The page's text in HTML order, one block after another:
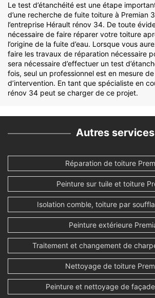
Le test d’étanchéité est une étape
d’une recherche de fuite toiture à Premian
l’entreprise Hérault rénov 34. De toute
nécessaire de faire réparer votre toiture
l’origine de la fuite d’eau. Lorsque vous
faire les travaux de réparation nécessaire
sera nécessaire d’effectuer un test
fois, seul un professionnel est en mesure
d’intervention. En tant que spécialiste en
rénov 34 peut se charger de ce projet.
Autres services
Réparation de toiture
Peinture sur tuile et toiture
Isolation comble, toiture par
Peinture extérieure
Traitement et changement de
Nettoyage de toiture
Peinture et nettoyage de